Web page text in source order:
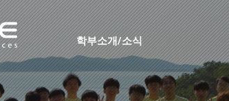
학부소개/소식